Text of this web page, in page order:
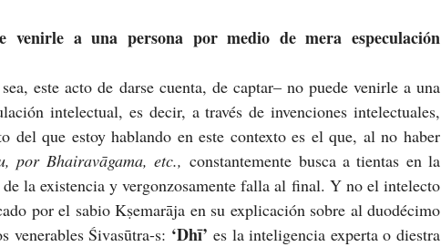
venirle a una persona por medio de mera especulación
este acto de darse cuenta, de captar– no puede venirle a una
intelectual, es decir, a través de invenciones intelectuales,
del que estoy hablando en este contexto es el que, al no haber
por Bhairavāgama, etc., constantemente busca a tientas en la
la existencia y vergonzosamente falla al final. Y no el intelecto
por el sabio Kṣemarāja en su explicación sobre al duodécimo
venerables Śivasūtra-s: ‘Dhī’ es la inteligencia experta o diestra